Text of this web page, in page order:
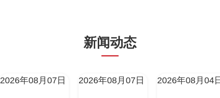
新闻动态
2026年08月07日 2026年08月07日 2026年08月04